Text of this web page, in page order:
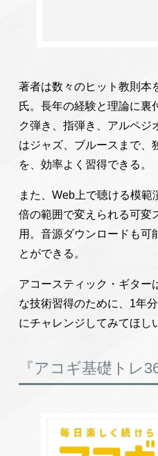
著者は数々のヒット教則本
氏。長年の経験と理論に裏
ク弾き、指弾き、アルペジ
はジャズ、ブルースまで、
を、効率よく習得できる。
また、Web上で聴ける模範
倍の範囲で変えられる可変
用。音源ダウンロードも可
とができる。
アコースティック・ギタ
な技術習得のために、1年
にチャレンジしてみてほし
『アコギ基礎トレ